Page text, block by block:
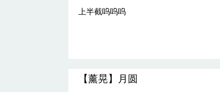
上半截呜呜呜
【薰晃】月圆